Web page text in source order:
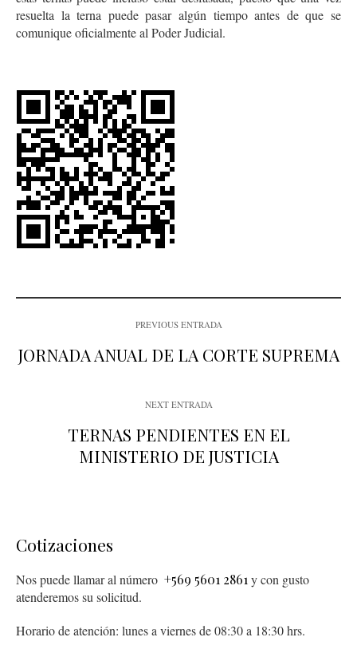
resuelta la terna puede pasar algún tiempo antes de que se
comunique oficialmente al Poder Judicial.
PREVIOUS ENTRADA
JORNADA ANUAL DE LA CORTE SUPREMA
NEXT ENTRADA
TERNAS PENDIENTES EN EL
MINISTERIO DE JUSTICIA
Cotizaciones
Nos puede llamar al número +569 5601 2861 y con gusto
atenderemos su solicitud.
Horario de atención: lunes a viernes de 08:30 a 18:30 hrs.